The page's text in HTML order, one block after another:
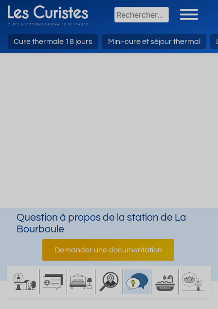
Cure thermale 18 jours Mini-cure et séjour thermal
Question à propos de la station de La
Bourboule
Demander une documentation